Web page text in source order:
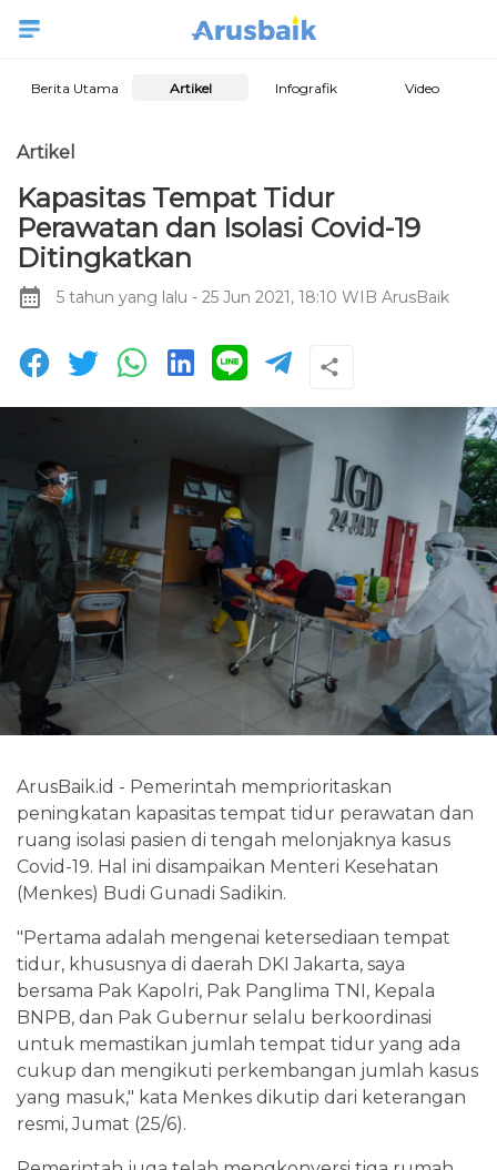
Berita Utama Artikel Infografik Video
Artikel
Kapasitas Tempat Tidur
Perawatan dan Isolasi Covid-19
Ditingkatkan
5 tahun yang lalu - 25 Jun 2021, 18:10 WIB ArusBaik
ArusBaik.id - Pemerintah memprioritaskan
peningkatan kapasitas tempat tidur perawatan dan
ruang isolasi pasien di tengah melonjaknya kasus
Covid-19. Hal ini disampaikan Menteri Kesehatan
(Menkes) Budi Gunadi Sadikin.
"Pertama adalah mengenai ketersediaan tempat
tidur, khususnya di daerah DKI Jakarta, saya
bersama Pak Kapolri, Pak Panglima TNI, Kepala
BNPB, dan Pak Gubernur selalu berkoordinasi
untuk memastikan jumlah tempat tidur yang ada
cukup dan mengikuti perkembangan jumlah kasus
yang masuk," kata Menkes dikutip dari keterangan
resmi, Jumat (25/6).